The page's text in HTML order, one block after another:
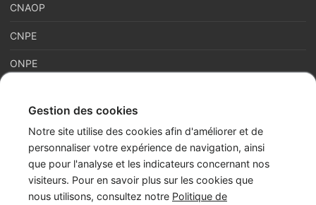
Gestion des cookies
Notre site utilise des cookies afin d'améliorer et de
personnaliser votre expérience de navigation, ainsi
que pour l'analyse et les indicateurs concernant nos
visiteurs. Pour en savoir plus sur les cookies que
nous utilisons, consultez notre Politique de
CNAOP
CNPE
ONPE
France Enfance Protégée, mis en place le 5 janvier 2023,
regroupe en son sein plusieurs acteurs de la prévention et de la
protection et de la prévention de l’enfance : adoption, enfance
en danger et accès aux origines personnelles. Cette maison
commune assure les missions du Service National d’Accueil